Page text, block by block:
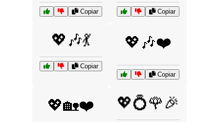
Copiar Copiar
💖🎶💃
Copiar
💖🎶❤️
Copiar
💖🏡❤️ 💖💍🌹🎉